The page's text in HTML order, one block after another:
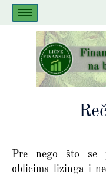
Skip
Pre nego što se
oblicima lizinga i